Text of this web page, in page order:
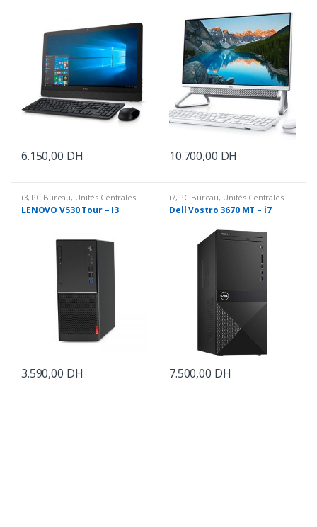
6.150,00 DH 10.700,00 DH
i3, PC Bureau, Unités Centrales
LENOVO V530 Tour – I3
3.590,00 DH
i7, PC Bureau, Unités Centrales
Dell Vostro 3670 MT – i7
7.500,00 DH